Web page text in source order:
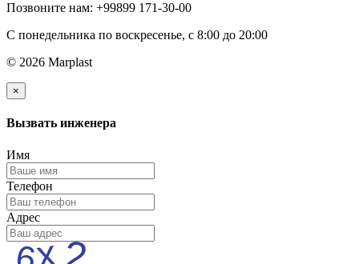
Позвоните нам: +99899 171-30-00
С понедельника по воскресенье, c 8:00 до 20:00
© 2026 Marplast
×
Вызвать инженера
Имя
Телефон
Адрес